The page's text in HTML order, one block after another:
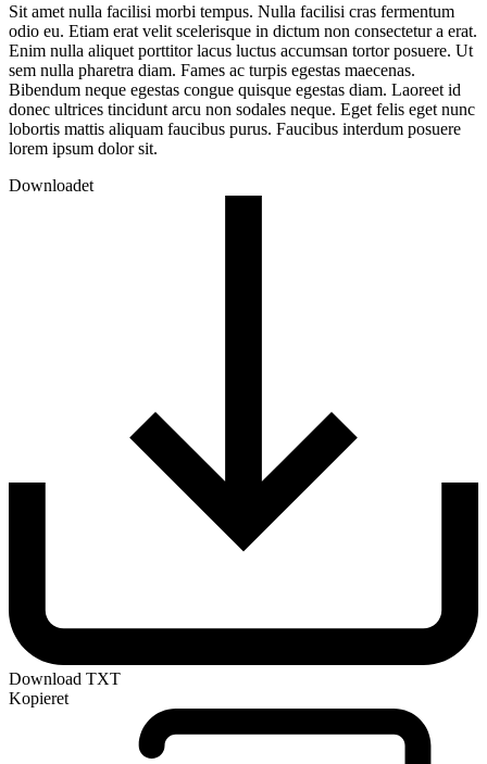
Sit amet nulla facilisi morbi tempus. Nulla facilisi cras fermentum
odio eu. Etiam erat velit scelerisque in dictum non consectetur a erat.
Enim nulla aliquet porttitor lacus luctus accumsan tortor posuere. Ut
sem nulla pharetra diam. Fames ac turpis egestas maecenas.
Bibendum neque egestas congue quisque egestas diam. Laoreet id
donec ultrices tincidunt arcu non sodales neque. Eget felis eget nunc
lobortis mattis aliquam faucibus purus. Faucibus interdum posuere
lorem ipsum dolor sit.
Downloadet
Download TXT
Kopieret